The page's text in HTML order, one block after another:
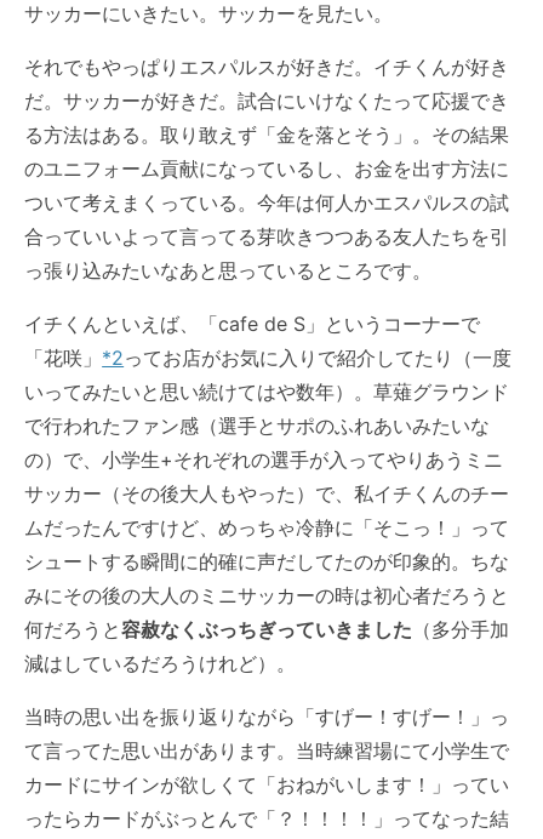
サッカーにいきたい。サッカーを見たい。
それでもやっぱり エスパルスが好きだ。イチくんが好き
だ。サッカーが好きだ。試合にいけなくたって応援でき
る方法はある。取り敢えず「金を落とそう」。その結果
のユニフォーム貢献になっているし、お金を出す方法に
ついて考えまくっている。今年は何人かエスパルスの試
合っていいよって言ってる芽吹きつつある友人たちを引
っ張り込みたいなあと思っているところです。
イチくんといえば、「cafe de S」というコーナーで
「花咲」 *2ってお店がお気に入りで紹介してたり（一度
いってみたいと思い続けてはや数年）。草薙グラウンド
で行われたファン感（選手とサポのふれあいみたいな
の）で、小学生+それぞれの選手が入ってやりあうミニ
サッカー（その後大人もやった）で、私イチくんのチー
ムだったんですけど、めっちゃ冷静に「そこっ！」って
シュートする瞬間に的確に声だしてたのが印象的。ちな
みにその後の大人のミニサッカーの時は初心者だろうと
何だろうと容赦なくぶっちぎっていきました （多分手加
減はしているだろうけれど）。
当時の思い出を振り返りながら「すげー！すげー！」っ
て言ってた思い出があります。当時練習場にて小学生で
カードにサインが欲しくて「おねがいします！」ってい
ったらカードがぶっとんで「？！！！！」ってなった結